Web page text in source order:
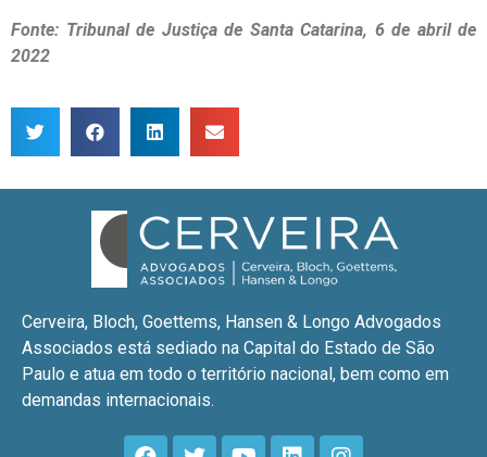
Fonte: Tribunal de Justiça de Santa Catarina, 6 de abril de
2022
Cerveira, Bloch, Goettems, Hansen & Longo Advogados
Associados está sediado na Capital do Estado de São
Paulo e atua em todo o território nacional, bem como em
demandas internacionais.